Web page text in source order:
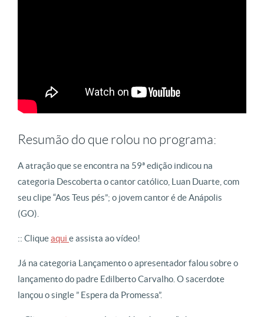
Resumão do que rolou no programa:
A atração que se encontra na 59ª edição indicou na
categoria Descoberta o cantor católico, Luan Duarte, com
seu clipe “Aos Teus pés”; o jovem cantor é de Anápolis
(GO).
:: Cliqueaqui e assista ao vídeo!
Já na categoria Lançamento o apresentador falou sobre o
lançamento do padre Edilberto Carvalho. O sacerdote
lançou o single ” Espera da Promessa”.